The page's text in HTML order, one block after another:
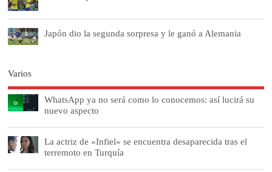
Japón dio la segunda sorpresa y le ganó a Alemania
Varios
WhatsApp ya no será como lo conocemos: así lucirá su
nuevo aspecto
La actriz de «Infiel» se encuentra desaparecida tras el
terremoto en Turquía